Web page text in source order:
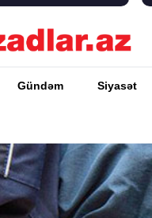
Gündəm Siyasət